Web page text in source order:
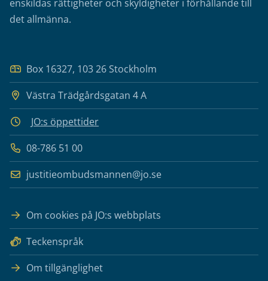
enskildas rättigheter och skyldigheter i förhållande till
det allmänna.
Box 16327, 103 26 Stockholm
Västra Trädgårdsgatan 4 A
JO:s öppettider
08-786 51 00
justitieombudsmannen@jo.se
Om cookies på JO:s webbplats
Teckenspråk
Om tillgänglighet